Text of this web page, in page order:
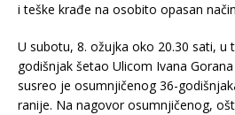
i teške krađe na osobito opasan
U subotu, 8. ožujka oko 20.30 sati, u
godišnjak šetao Ulicom Ivana
susreo je osumnjičenog 36-
ranije. Na nagovor osumnjičenog,